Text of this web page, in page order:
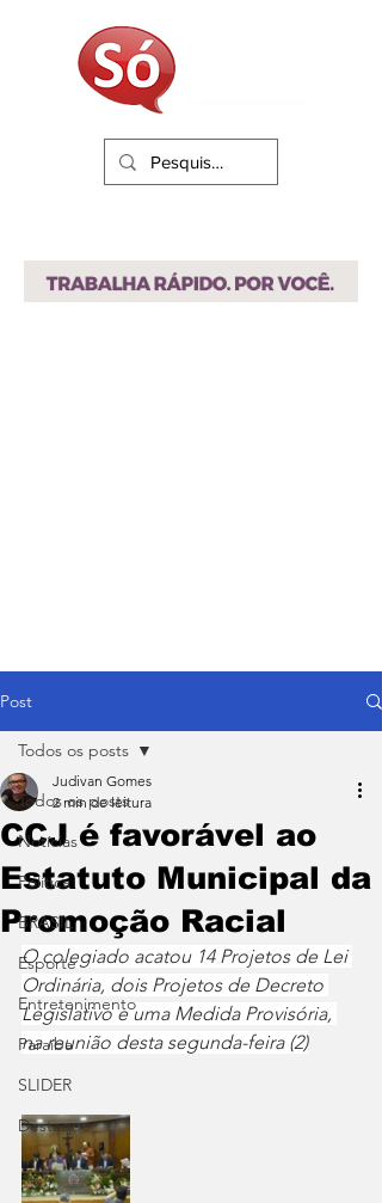
Post
Todos os posts
Notícias
Política
BRASIL
Esporte
Entretenimento
Paraíba
SLIDER
Destaque
Todos os posts
CCJ é favorável ao
Estatuto Municipal da
Promoção Racial
Judivan Gomes
2 min de leitura
O colegiado acatou 14 Projetos de Lei
Ordinária, dois Projetos de Decreto
Legislativo e uma Medida Provisória,
na reunião desta segunda-feira (2)